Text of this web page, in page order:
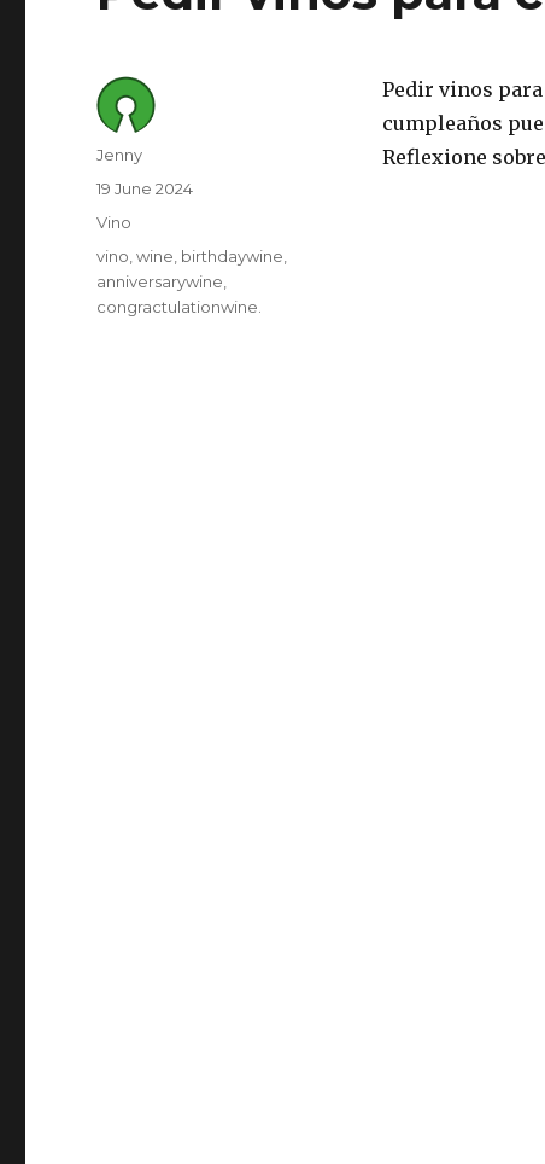
Pedir vinos
cumpleaños
Reflexione
Author
Jenny
Posted
on
19 June 2024
Category
Vino
Tags
vino wine birthdaywine
anniversarywine
congractulationwine.